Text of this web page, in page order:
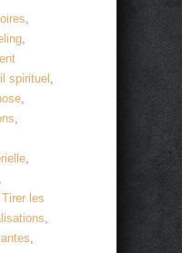
,
,
spirituel ,
,
,
,
,
Tirer les
,
,